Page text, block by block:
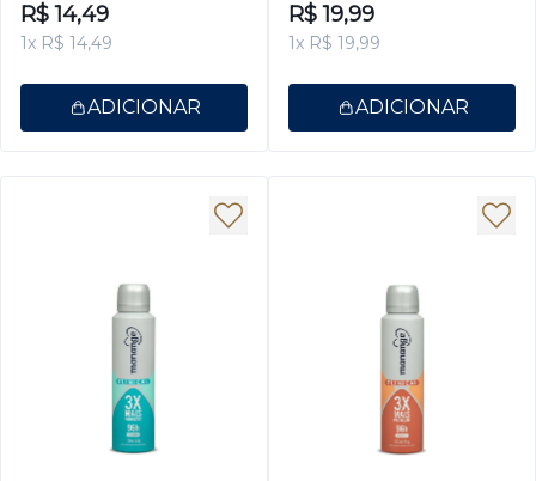
R$ 14,49
1x R$ 14,49
ADICIONAR
R$ 19,99
1x R$ 19,99
ADICIONAR